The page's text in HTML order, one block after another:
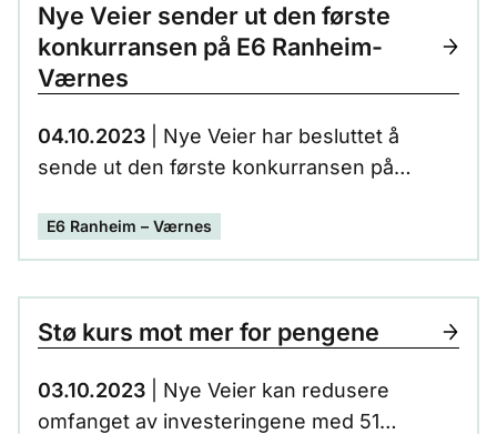
Nye Veier sender ut den første
konkurransen på E6 Ranheim-
Værnes
04.10.2023 | Nye Veier har besluttet å
sende ut den første konkurransen på
oktober/ begynnelsen av november. Den
første konkurransen vil omfatte
ferdigstillelse av strekningen Ranheim til og
med Svebergkrysset – en strekning på ca
15 km.
E6 Ranheim – Værnes
Stø kurs mot mer for pengene
03.10.2023 | Nye Veier kan redusere
omfanget av investeringene med 51